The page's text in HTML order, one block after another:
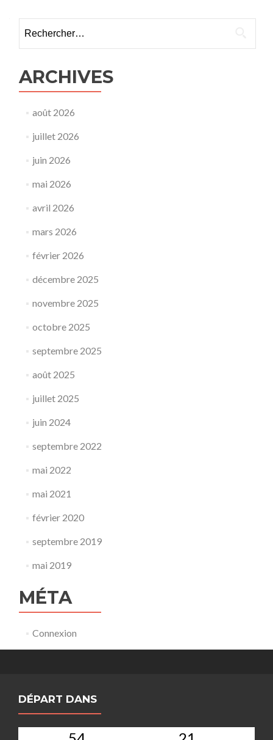
ARCHIVES
août 2026
juillet 2026
juin 2026
mai 2026
avril 2026
mars 2026
février 2026
décembre 2025
novembre 2025
octobre 2025
septembre 2025
août 2025
juillet 2025
juin 2024
septembre 2022
mai 2022
mai 2021
février 2020
septembre 2019
mai 2019
MÉTA
Connexion
DÉPART DANS